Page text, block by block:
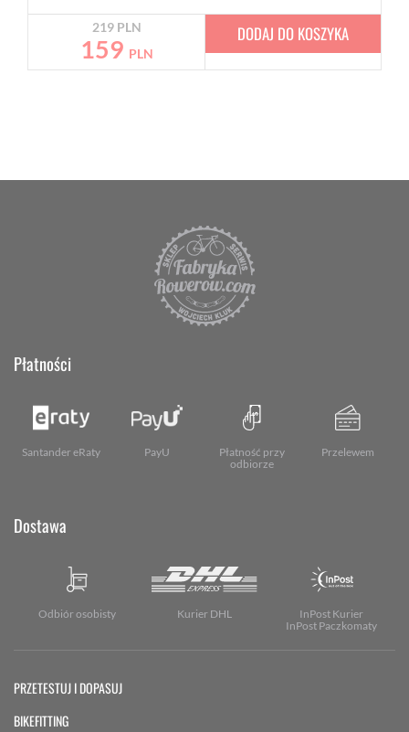
219 PLN
159 PLN
DODAJ DO KOSZYKA
Płatności
Santander eRaty PayU
Płatność przy
odbiorze
Przelewem
Dostawa
Odbiór osobisty Kurier DHL
InPost Kurier
InPost Paczkomaty
PRZETESTUJ I DOPASUJ
BIKEFITTING